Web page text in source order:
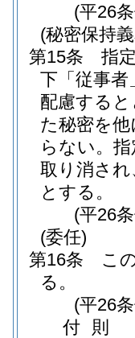
(平26
(秘密保持
第15条
指
下「従事
配慮する
た秘密を
らない。 指
取り消さ
とする。
(平26
(委任)
第16条
こ
る。
(平26
付 則